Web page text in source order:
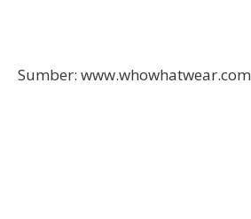
Sumber: www.whowhatwear.com